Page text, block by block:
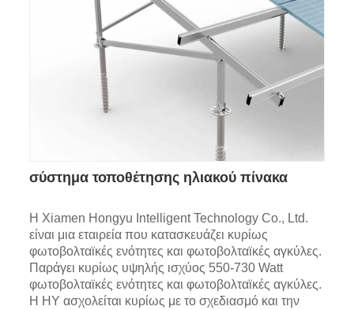
σύστημα τοποθέτησης ηλιακού πίνακα
Η Xiamen Hongyu Intelligent Technology Co., Ltd.
είναι μια εταιρεία που κατασκευάζει κυρίως
φωτοβολταϊκές ενότητες και φωτοβολταϊκές αγκύλες.
Παράγει κυρίως υψηλής ισχύος 550-730 Watt
φωτοβολταϊκές ενότητες και φωτοβολταϊκές αγκύλες.
Η HY ασχολείται κυρίως με το σχεδιασμό και την